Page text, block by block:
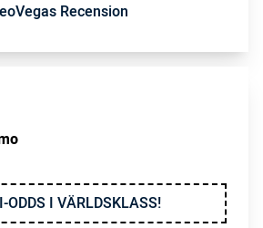
Recension
ODDS I VÄRLDSKLASS!